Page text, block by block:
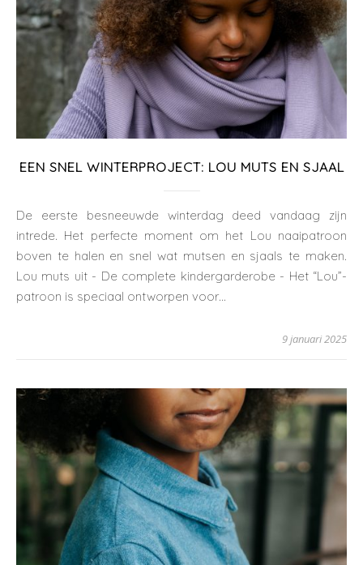
EEN SNEL WINTERPROJECT: LOU MUTS EN SJAAL
De eerste besneeuwde winterdag deed vandaag zijn
intrede. Het perfecte moment om het Lou naaipatroon
boven te halen en snel wat mutsen en sjaals te maken.
Lou muts uit - De complete kindergarderobe - Het “Lou”-
patroon is speciaal ontworpen voor…
9 januari 2025